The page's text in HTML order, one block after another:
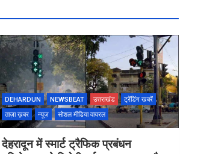
DEHARDUN NEWSBEAT उत्तराखंड
ट्रेंडिंग खबरें
ताज़ा ख़बर
न्यूज़ सोशल मीडिया वायरल
देहरादून में स्मार्ट ट्रैफिक प्रबंधन